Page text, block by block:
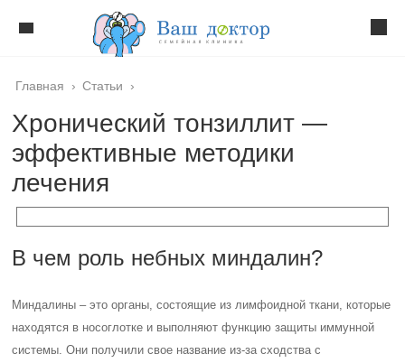
Главная › Статьи ›
Хронический тонзиллит —
эффективные методики
лечения
В чем роль небных миндалин?
Миндалины – это органы, состоящие из лимфоидной ткани, которые
находятся в носоглотке и выполняют функцию защиты иммунной
системы. Они получили свое название из-за сходства с